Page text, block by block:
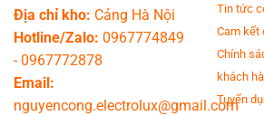
Địa chỉ kho: Cảng Hà Nội
Hotline/Zalo: 0967774849
-0967772878
Email:
nguyencong.electrolux@gmail.com
Tin tức
Cam kết
Chính
khách
Tuyển